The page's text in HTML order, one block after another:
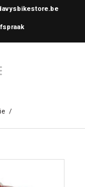
/